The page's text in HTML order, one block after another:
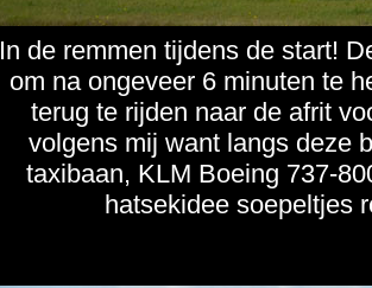
In de remmen tijdens de start!
om na ongeveer 6 minuten te
terug te rijden naar de afrit
volgens mij want langs deze
taxibaan, KLM Boeing 737-
hatsekidee soepeltjes